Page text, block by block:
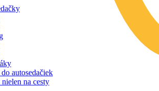
autosedačiek
na cesty